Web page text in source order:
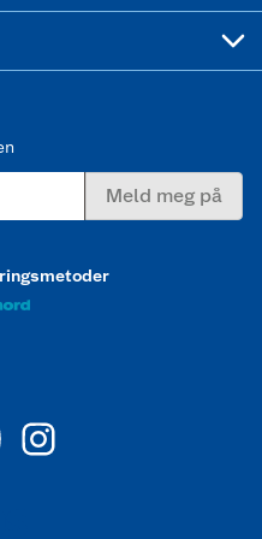
Meld meg på